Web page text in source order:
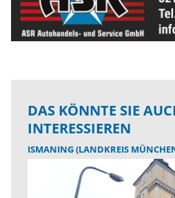
DAS KÖNNTE SIE
INTERESSIEREN
ISMANING (LANDKREIS